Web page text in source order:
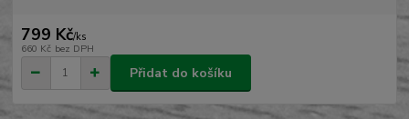
799 Kč/ks
660 Kč bez DPH
Přidat do košíku